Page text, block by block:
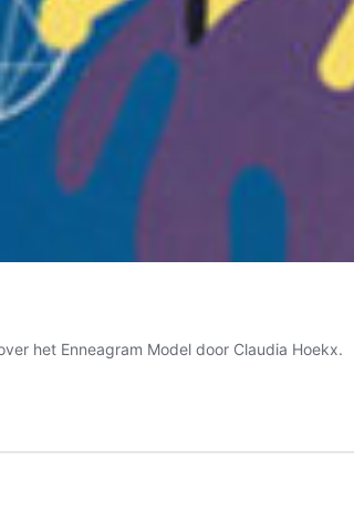
het Enneagram Model door Claudia Hoekx.